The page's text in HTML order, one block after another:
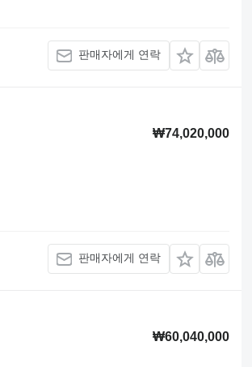
판매자에게 연락
₩74,020,000
판매자에게 연락
₩60,040,000